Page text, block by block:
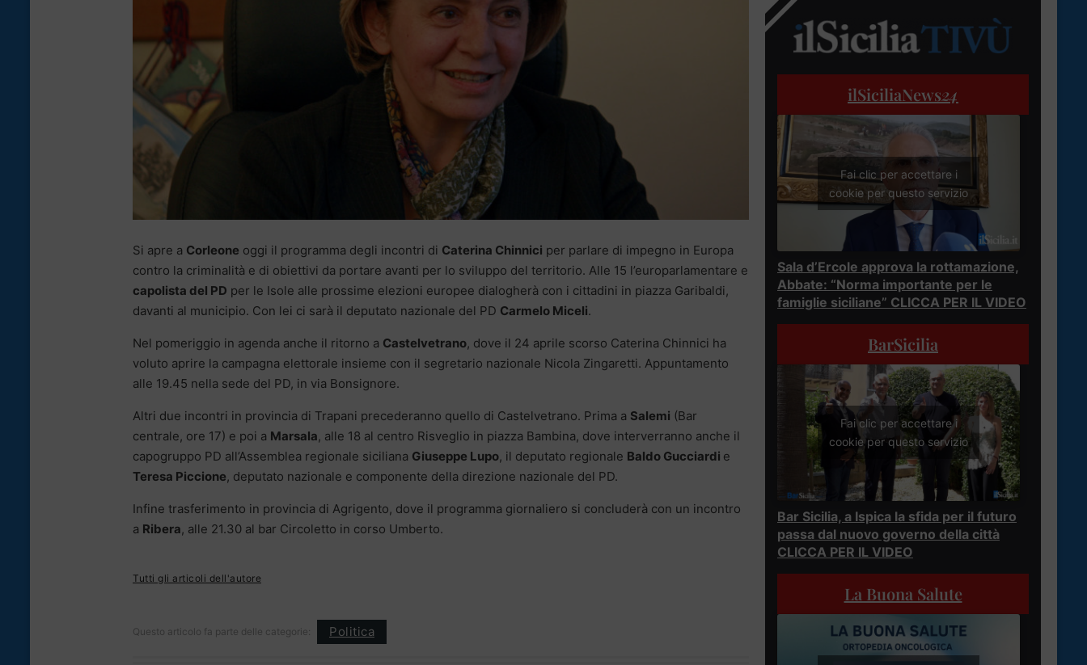
Si apre a Corleone oggi il programma degli incontri di Caterina Chinnici per parlare di impegno in Europa
contro la criminalità e di obiettivi da portare avanti per lo sviluppo del territorio. Alle 15 l’europarlamentare e
capolista del PD per le Isole alle prossime elezioni europee dialogherà con i cittadini in piazza Garibaldi,
davanti al municipio. Con lei ci sarà il deputato nazionale del PD Carmelo Miceli.
Nel pomeriggio in agenda anche il ritorno a Castelvetrano, dove il 24 aprile scorso Caterina Chinnici ha
voluto aprire la campagna elettorale insieme con il segretario nazionale Nicola Zingaretti. Appuntamento
alle 19.45 nella sede del PD, in via Bonsignore.
Altri due incontri in provincia di Trapani precederanno quello di Castelvetrano. Prima a Salemi (Bar
centrale, ore 17) e poi a Marsala, alle 18 al centro Risveglio in piazza Bambina, dove interverranno anche il
capogruppo PD all’Assemblea regionale siciliana Giuseppe Lupo, il deputato regionale Baldo Gucciardi e
Teresa Piccione, deputato nazionale e componente della direzione nazionale del PD.
Infine trasferimento in provincia di Agrigento, dove il programma giornaliero si concluderà con un incontro
a Ribera, alle 21.30 al bar Circoletto in corso Umberto.
Tutti gli articoli dell'autore
Questo articolo fa parte delle categorie: Politica
ilSiciliaNews24
Fai clic per accettare i
cookie per questo servizio
Sala d’Ercole approva la rottamazione,
Abbate: “Norma importante per le
famiglie siciliane” CLICCA PER IL VIDEO
BarSicilia
Fai clic per accettare i
cookie per questo servizio
Bar Sicilia, a Ispica la sfida per il futuro
passa dal nuovo governo della città
CLICCA PER IL VIDEO
La Buona Salute